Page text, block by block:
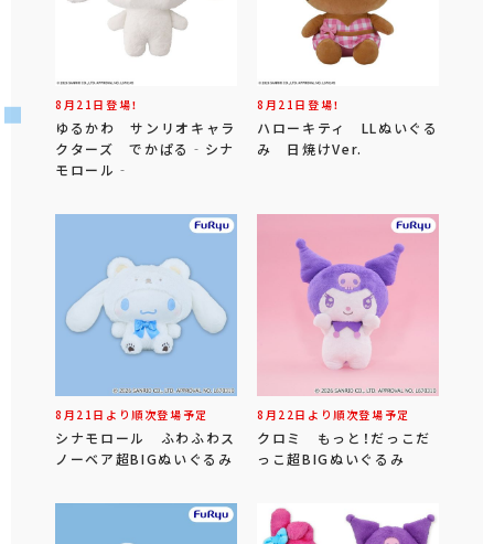
8月21日登場！
ゆるかわ サンリオキャラ
クターズ でかぱる‐シナ
モロール‐
8月21日登場！
ハローキティ LLぬいぐる
み 日焼けVer.
8月21日より順次登場予定
シナモロール ふわふわス
ノーベア超BIGぬいぐるみ
8月22日より順次登場予定
クロミ もっと！だっこだ
っこ超BIGぬいぐるみ